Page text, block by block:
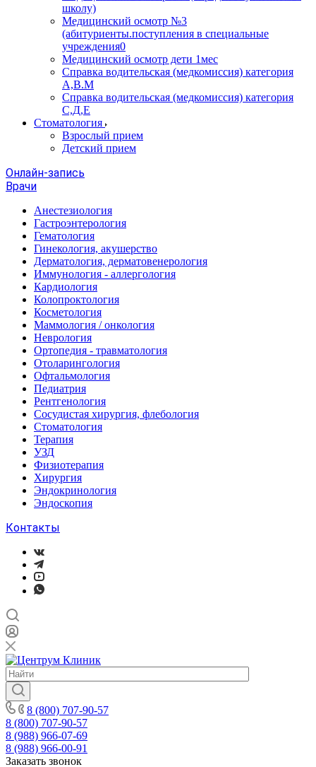
школу)
Медицинский осмотр №3
(абитуриенты.поступления в специальные
учреждения0
Медицинский осмотр дети 1мес
Справка водительская (медкомиссия) категория
А,В.М
Справка водительская (медкомиссия) категория
С,Д,Е
Стоматология
Взрослый прием
Детский прием
Онлайн-запись
Врачи
Анестезиология
Гастроэнтерология
Гематология
Гинекология, акушерство
Дерматология, дерматовенерология
Иммунология - аллергология
Кардиология
Колопроктология
Косметология
Маммология / онкология
Неврология
Ортопедия - травматология
Отоларингология
Офтальмология
Педиатрия
Рентгенология
Сосудистая хирургия, флебология
Стоматология
Терапия
УЗД
Физиотерапия
Хирургия
Эндокринология
Эндоскопия
Контакты
8 (800) 707-90-57
8 (800) 707-90-57
8 (988) 966-07-69
8 (988) 966-00-91
Заказать звонок